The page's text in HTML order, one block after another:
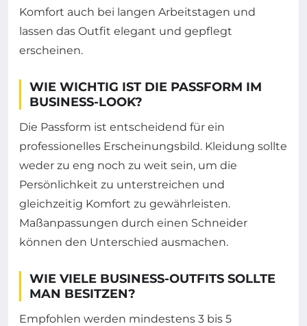
Komfort auch bei langen Arbeitstagen und
lassen das Outfit elegant und gepflegt
erscheinen.
WIE WICHTIG IST DIE PASSFORM IM
BUSINESS-LOOK?
Die Passform ist entscheidend für ein
professionelles Erscheinungsbild. Kleidung sollte
weder zu eng noch zu weit sein, um die
Persönlichkeit zu unterstreichen und
gleichzeitig Komfort zu gewährleisten.
Maßanpassungen durch einen Schneider
können den Unterschied ausmachen.
WIE VIELE BUSINESS-OUTFITS SOLLTE
MAN BESITZEN?
Empfohlen werden mindestens 3 bis 5